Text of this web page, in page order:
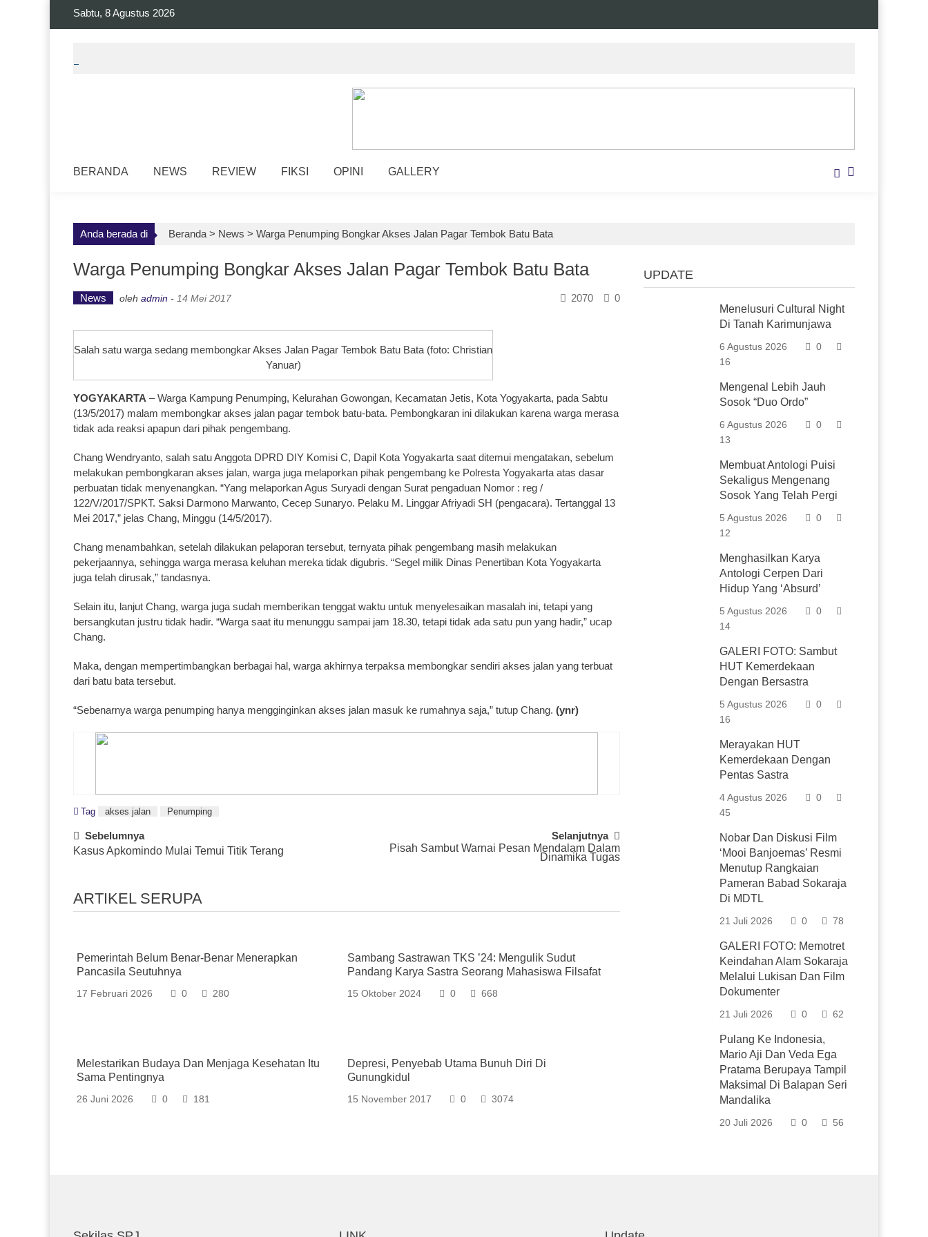
Sabtu, 8 Agustus 2026
BERANDA NEWS REVIEW FIKSI OPINI GALLERY
Anda berada di Beranda > News > Warga Penumping Bongkar Akses Jalan Pagar Tembok Batu Bata
Warga Penumping Bongkar Akses Jalan Pagar Tembok Batu Bata
News oleh admin - 14 Mei 2017 0
2070
Salah satu warga sedang membongkar Akses Jalan Pagar Tembok Batu Bata (foto: Christian
Yanuar)
YOGYAKARTA – Warga Kampung Penumping, Kelurahan Gowongan, Kecamatan Jetis, Kota Yogyakarta, pada Sabtu
(13/5/2017) malam membongkar akses jalan pagar tembok batu-bata. Pembongkaran ini dilakukan karena warga merasa
tidak ada reaksi apapun dari pihak pengembang.
Chang Wendryanto, salah satu Anggota DPRD DIY Komisi C, Dapil Kota Yogyakarta saat ditemui mengatakan, sebelum
melakukan pembongkaran akses jalan, warga juga melaporkan pihak pengembang ke Polresta Yogyakarta atas dasar
perbuatan tidak menyenangkan. “Yang melaporkan Agus Suryadi dengan Surat pengaduan Nomor : reg /
122/V/2017/SPKT. Saksi Darmono Marwanto, Cecep Sunaryo. Pelaku M. Linggar Afriyadi SH (pengacara). Tertanggal 13
Mei 2017,” jelas Chang, Minggu (14/5/2017).
Chang menambahkan, setelah dilakukan pelaporan tersebut, ternyata pihak pengembang masih melakukan
pekerjaannya, sehingga warga merasa keluhan mereka tidak digubris. “Segel milik Dinas Penertiban Kota Yogyakarta
juga telah dirusak,” tandasnya.
Selain itu, lanjut Chang, warga juga sudah memberikan tenggat waktu untuk menyelesaikan masalah ini, tetapi yang
bersangkutan justru tidak hadir. “Warga saat itu menunggu sampai jam 18.30, tetapi tidak ada satu pun yang hadir,” ucap
Chang.
Maka, dengan mempertimbangkan berbagai hal, warga akhirnya terpaksa membongkar sendiri akses jalan yang terbuat
dari batu bata tersebut.
“Sebenarnya warga penumping hanya mengginginkan akses jalan masuk ke rumahnya saja,” tutup Chang. (ynr)
Tag akses jalan Penumping
Post
Navigation
Sebelumnya
Kasus Apkomindo Mulai Temui Titik Terang
Selanjutnya
Pisah Sambut Warnai Pesan Mendalam Dalam
Dinamika Tugas
ARTIKEL SERUPA
Pemerintah Belum Benar-Benar Menerapkan
Pancasila Seutuhnya
17 Februari 2026 0 280
Sambang Sastrawan TKS ’24: Mengulik Sudut
Pandang Karya Sastra Seorang Mahasiswa Filsafat
15 Oktober 2024 0 668
Melestarikan Budaya Dan Menjaga Kesehatan Itu
Sama Pentingnya
26 Juni 2026 0 181
Depresi, Penyebab Utama Bunuh Diri Di
Gunungkidul
15 November 2017 0 3074
UPDATE
Menelusuri Cultural Night
Di Tanah Karimunjawa
6 Agustus 2026
0
16
Mengenal Lebih Jauh
Sosok “Duo Ordo”
6 Agustus 2026
0
13
Membuat Antologi Puisi
Sekaligus Mengenang
Sosok Yang Telah Pergi
5 Agustus 2026
0
12
Menghasilkan Karya
Antologi Cerpen Dari
Hidup Yang ‘Absurd’
5 Agustus 2026
0
14
GALERI FOTO: Sambut
HUT Kemerdekaan
Dengan Bersastra
5 Agustus 2026
0
16
Merayakan HUT
Kemerdekaan Dengan
Pentas Sastra
4 Agustus 2026
0
45
Nobar Dan Diskusi Film
‘Mooi Banjoemas’ Resmi
Menutup Rangkaian
Pameran Babad Sokaraja
Di MDTL
21 Juli 2026 0 78
GALERI FOTO: Memotret
Keindahan Alam Sokaraja
Melalui Lukisan Dan Film
Dokumenter
21 Juli 2026 0 62
Pulang Ke Indonesia,
Mario Aji Dan Veda Ega
Pratama Berupaya Tampil
Maksimal Di Balapan Seri
Mandalika
20 Juli 2026 0 56